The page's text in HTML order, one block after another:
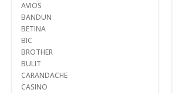
AVIOS
BANDUN
BETINA
BIC
BROTHER
BULIT
CARANDACHE
CASINO